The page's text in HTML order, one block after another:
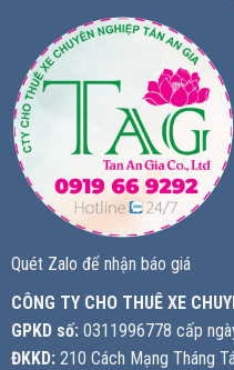
Quét Zalo để nhận báo giá
CÔNG TY CHO THUÊ XE
GPKD số: 0311996778 cấp
ĐKKD: 210 Cách Mạng Tháng